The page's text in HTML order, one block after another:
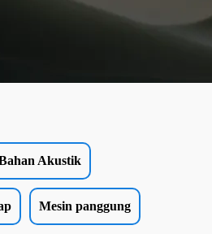
Akustik
Mesin panggung